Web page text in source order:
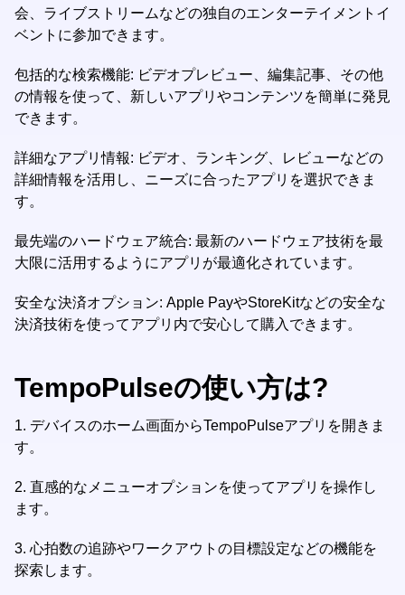
会、ライブストリームなどの独自のエンターテイメントイ
ベントに参加できます。
包括的な検索機能: ビデオプレビュー、編集記事、その他
の情報を使って、新しいアプリやコンテンツを簡単に発見
できます。
詳細なアプリ情報: ビデオ、ランキング、レビューなどの
詳細情報を活用し、ニーズに合ったアプリを選択できま
す。
最先端のハードウェア統合: 最新のハードウェア技術を最
大限に活用するようにアプリが最適化されています。
安全な決済オプション: Apple PayやStoreKitなどの安全な
決済技術を使ってアプリ内で安心して購入できます。
TempoPulseの使い方は?
1. デバイスのホーム画面からTempoPulseアプリを開きま
す。
2. 直感的なメニューオプションを使ってアプリを操作し
ます。
3. 心拍数の追跡やワークアウトの目標設定などの機能を
探索します。